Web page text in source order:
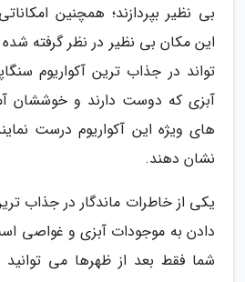
بی نظیر بپردازند؛ همچنین
این مکان بی نظیر در نظر گرفته
تواند در جذاب ترین آکواریوم
آبزی که دوست دارند و خوششان
های ویژه این آکواریوم درست
نشان دهند.
یکی از خاطرات ماندگار در جذاب
دادن به موجودات آبزی و غواصی
شما فقط بعد از ظهرها می